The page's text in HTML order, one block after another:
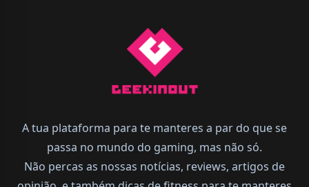
A tua plataforma para te manteres a par do que se
passa no mundo do gaming, mas não só.
Não percas as nossas notícias, reviews, artigos de